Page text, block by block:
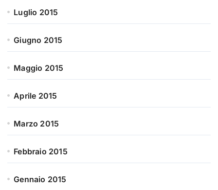
Luglio 2015
Giugno 2015
Maggio 2015
Aprile 2015
Marzo 2015
Febbraio 2015
Gennaio 2015